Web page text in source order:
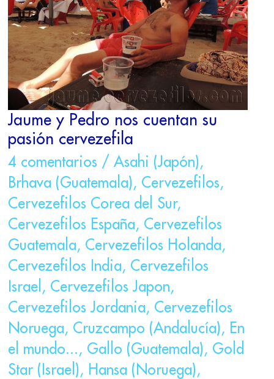
Jaume y Pedro nos cuentan su
pasión cervezefila
4 comentarios / Asahi (Japón),
Brhava (Guatemala), Cervezefilos,
Cervezefilos Corea del Sur,
Cervezefilos España, Cervezefilos
Guatemala, Cervezefilos Holanda,
Cervezefilos India, Cervezefilos
Israel , Cervezefilos Japon,
Cervezefilos Jordania, Cervezefilos
Noruega, Cruzcampo (Andalucía), En
el mundo..., Gallo (Guatemala), Gold
Star (Israel), Hansa (Noruega),
SU
PASIÓN
CERVEZEFILA